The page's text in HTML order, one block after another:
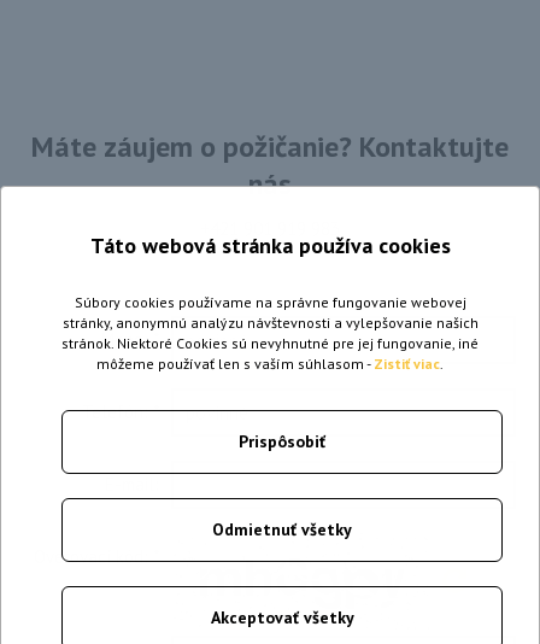
Máte záujem o požičanie? Kontaktujte
nás
Meno:*
Telefón:*
Overovací kód:*
Táto webová stránka používa cookies
Súbory cookies používame na správne fungovanie webovej
stránky, anonymnú analýzu návštevnosti a vylepšovanie našich
stránok. Niektoré Cookies sú nevyhnutné pre jej fungovanie, iné
môžeme používať len s vaším súhlasom - Zistiť viac.
Prispôsobiť
Odmietnuť všetky
Akceptovať všetky